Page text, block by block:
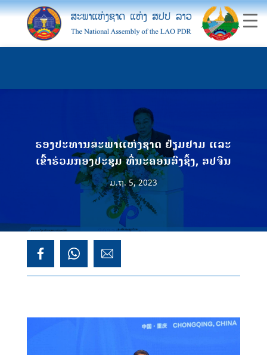
ຮອງປະທານສະພາແຫ່ງຊາດ ຢ້ຽມຢາມ ແລະ
ເຂົ້າຮ່ວມກອງປະຊຸມ ທີ່ນະຄອນສົງຊິ້ງ, ສປຈີນ
ມ.ຖ. 5, 2023